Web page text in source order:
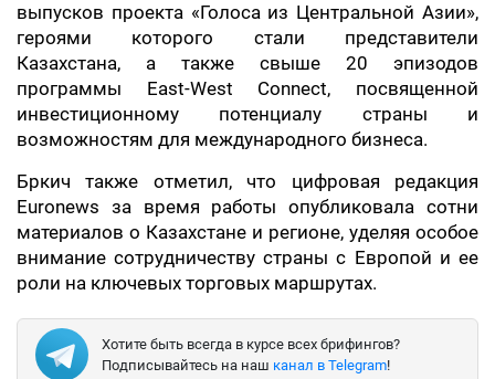
выпусков проекта «Голоса из Центральной Азии»,
героями которого стали представители
Казахстана, а также свыше 20 эпизодов
программы East-West Connect, посвященной
инвестиционному потенциалу страны и
возможностям для международного бизнеса.
Бркич также отметил, что цифровая редакция
Euronews за время работы опубликовала сотни
материалов о Казахстане и регионе, уделяя особое
внимание сотрудничеству страны с Европой и ее
роли на ключевых торговых маршрутах.
Хотите быть всегда в курсе всех брифингов?
Подписывайтесь на наш канал в Telegram!